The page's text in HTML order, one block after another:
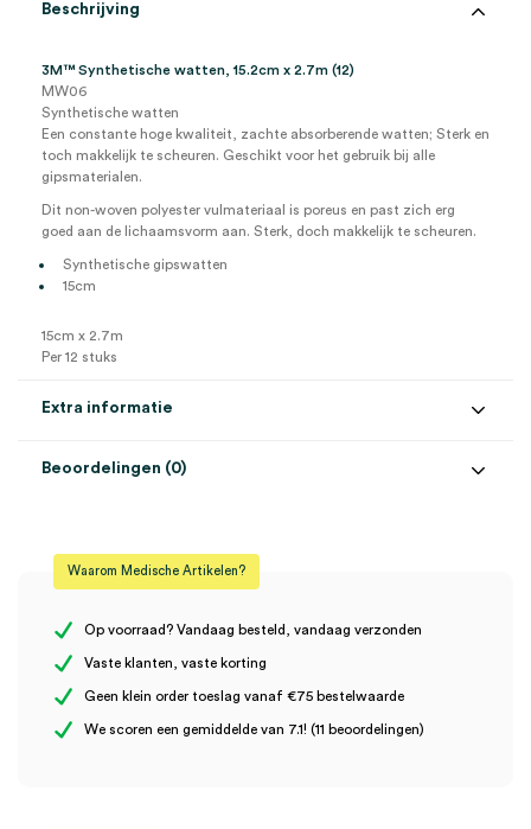
Beschrijving
3M™ Synthetische watten, 15.2cm x 2.7m (12)
MW06
Synthetische watten
Een constante hoge kwaliteit, zachte absorberende watten; Sterk en
toch makkelijk te scheuren. Geschikt voor het gebruik bij alle
gipsmaterialen.
Dit non-woven polyester vulmateriaal is poreus en past zich erg
goed aan de lichaamsvorm aan. Sterk, doch makkelijk te scheuren.
Synthetische gipswatten
15cm
15cm x 2.7m
Per 12 stuks
Extra informatie
Steriel onsteriel
Beoordelingen (0)
Er zijn nog geen beoordelingen.
(12)” te beoordelen
Waarom Medische Artikelen?
Op voorraad? Vandaag besteld, vandaag verzonden
Vaste klanten, vaste korting
Geen klein order toeslag vanaf €75 bestelwaarde
We scoren een gemiddelde van 7.1! (11 beoordelingen)